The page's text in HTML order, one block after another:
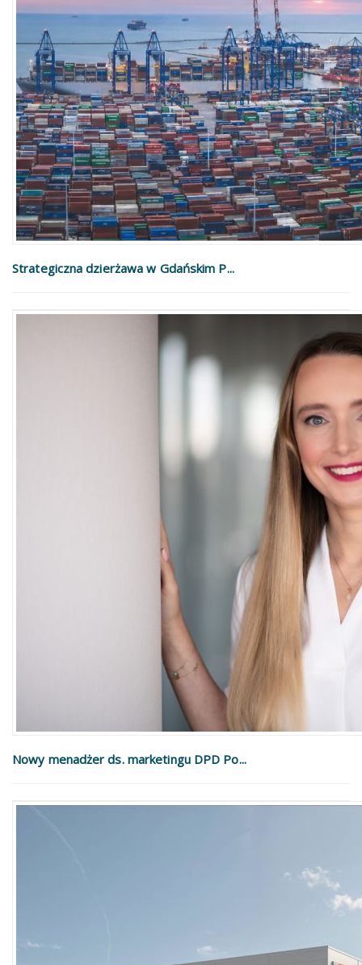
Strategiczna dzierżawa w Gdańskim P...
Nowy menadżer ds. marketingu DPD Po...